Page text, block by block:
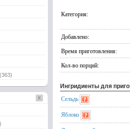
Категория:
Добавлено:
Время приготовления:
Кол-во порций:
Ингридиенты для
Сельдь
Яблоко
(363)